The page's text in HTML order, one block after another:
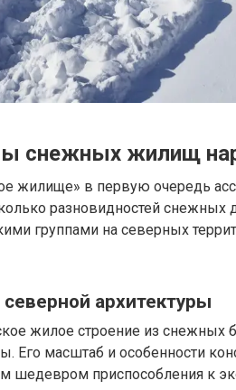
снежных жилищ
жилище» в первую очередь
разновидностей
группами на северных
архитектуры
жилое строение из снежных
Его масштаб и особенности
шедевром приспособления к